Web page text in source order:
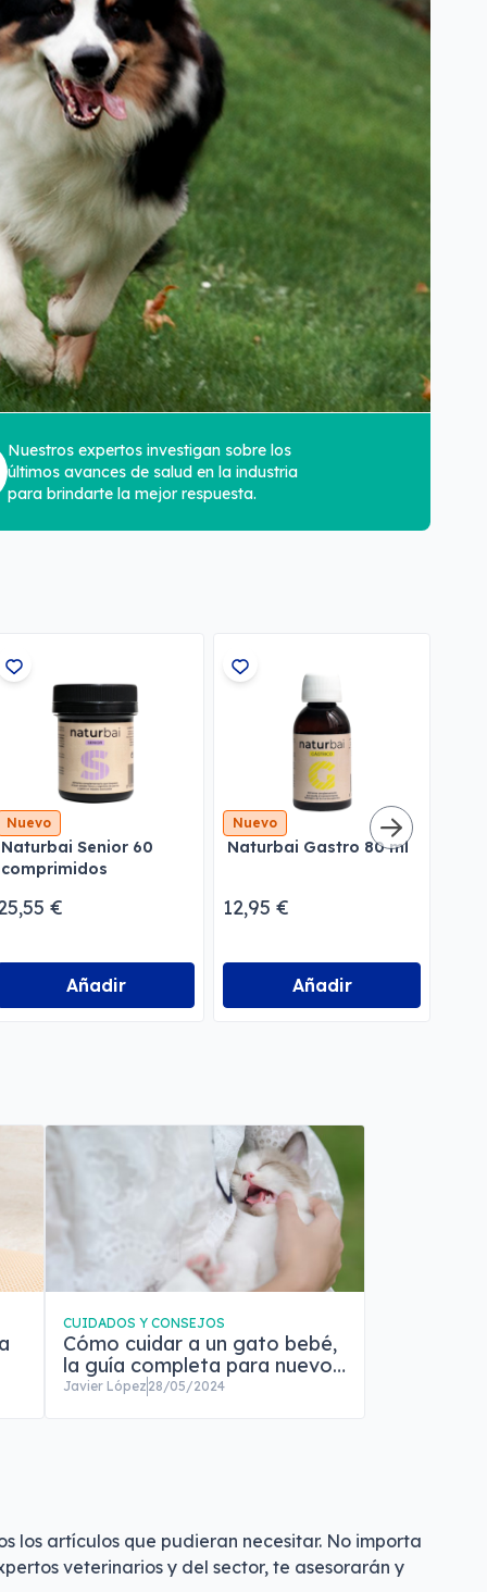
Nuestros expertos investigan sobre los
últimos avances de salud en la industria
para brindarte la mejor respuesta.
Nuevo
Naturbai Senior 60
comprimidos
€
Añadir
Nuevo
Naturbai Gastro 80 ml
12,95 €
Añadir
CUIDADOS Y CONSEJOS
Cómo cuidar a un gato bebé,
la guía completa para nuevos
dueños
Javier López 28/05/2024
los artículos que pudieran necesitar. No importa
veterinarios y del sector, te asesorarán y